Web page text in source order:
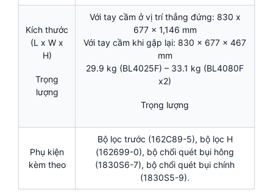
Kích thước
(L x W x
H)
Trọng
lượng
Với tay cầm ở vị trí thẳng đứng: 830 x
677 x 1,146 mm
Với tay cầm khi gập lại: 830 x 677 x 467
mm
29.9 kg (BL4025F) – 33.1 kg (BL4080F
x2)
Trọng lượng
Phụ kiện
kèm theo
Bộ lọc trước (162C89-5), bộ lọc H
(162699-0), bộ chổi quét bụi hông
(1830S6-7), bộ chổi quét bụi chính
(1830S5-9).